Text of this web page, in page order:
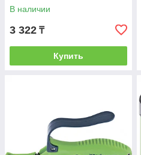
В наличии
3 322 ₸
Купить